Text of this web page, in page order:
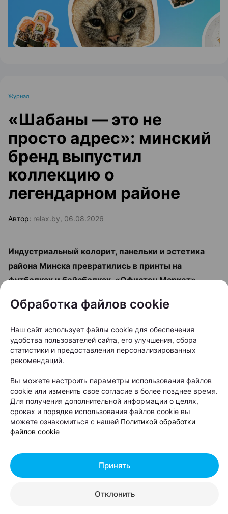
Журнал
«Шабаны — это не
просто адрес»: минский
бренд выпустил
коллекцию о
легендарном районе
Автор: relax.by, 06.08.2026
Индустриальный колорит, панельки и эстетика
района Минска превратились в принты на
футболках и бейсболках. «Офистон Маркет»
такими, какие они есть.
Обработка файлов cookie
Наш сайт использует файлы cookie для обеспечения
удобства пользователей сайта, его улучшения, сбора
статистики и предоставления персонализированных
рекомендаций.
Вы можете настроить параметры использования файлов
cookie или изменить свое согласие в более позднее время.
Для получения дополнительной информации о целях,
сроках и порядке использования файлов cookie вы
можете ознакомиться с нашей Политикой обработки
файлов cookie
Отклонить
Принять